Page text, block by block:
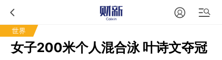
世界
女子200米个人混合泳 叶诗文夺冠